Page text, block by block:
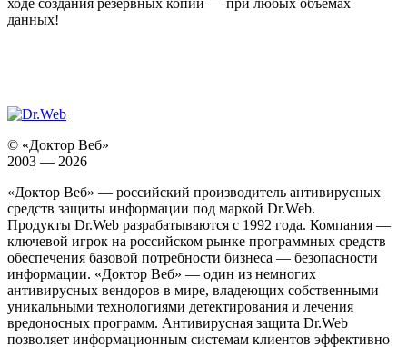
ходе создания резервных копий — при любых объемах
данных!
© «Доктор Веб»
2003 — 2026
«Доктор Веб» — российский производитель антивирусных
средств защиты информации под маркой Dr.Web.
Продукты Dr.Web разрабатываются с 1992 года. Компания —
ключевой игрок на российском рынке программных средств
обеспечения базовой потребности бизнеса — безопасности
информации. «Доктор Веб» — один из немногих
антивирусных вендоров в мире, владеющих собственными
уникальными технологиями детектирования и лечения
вредоносных программ. Антивирусная защита Dr.Web
позволяет информационным системам клиентов эффективно